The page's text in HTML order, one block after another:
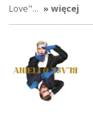
Love"… » więcej